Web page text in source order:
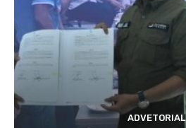
ADVETORIAL